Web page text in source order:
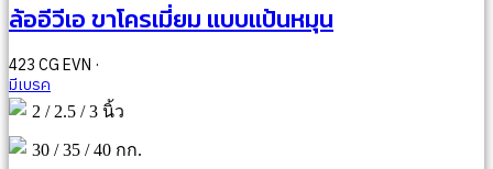
ล้ออีวีเอ ขาโครเมี่ยม แบบแป้นหมุน
423 CG EVN ·
มีเบรค
2 / 2.5 / 3 นิ้ว
30 / 35 / 40 กก.